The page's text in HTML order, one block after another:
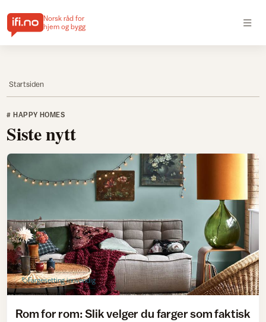
Norsk råd for
hjem og bygg
Startsiden
# HAPPY HOMES
Siste nytt
Fargesetting innvendig
Rom for rom: Slik velger du farger som faktisk